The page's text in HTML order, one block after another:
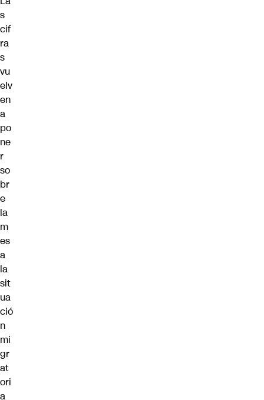
s
cif
ra
s
vu
elv
en
a
po
ne
r
so
br
e
la
m
es
a
la
sit
ua
ció
n
mi
gr
at
ori
a